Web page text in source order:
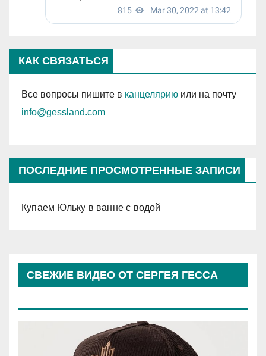
КАК СВЯЗАТЬСЯ
Все вопросы пишите в канцелярию или на почту
info@gessland.com
ПОСЛЕДНИЕ ПРОСМОТРЕННЫЕ ЗАПИСИ
Купаем Юльку в ванне с водой
СВЕЖИЕ ВИДЕО ОТ СЕРГЕЯ ГЕССА